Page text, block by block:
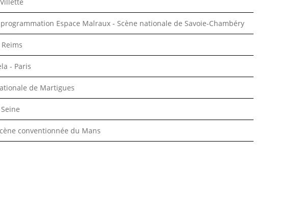
Espace Malraux - Scène nationale de Savoie-Chambéry
- Paris
de Martigues
conventionnée du Mans